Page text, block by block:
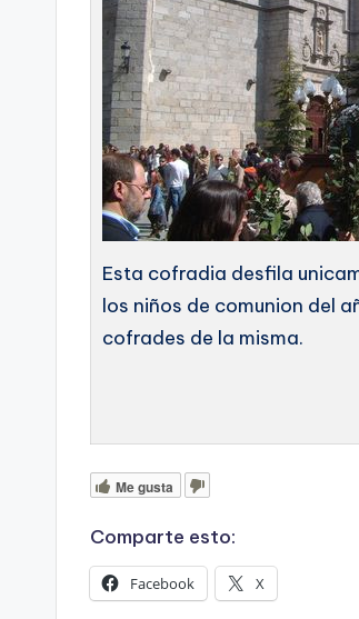
Esta cofradia desfila
los niños de comunion del
cofrades de la misma.
Me gusta
Comparte esto:
Facebook X